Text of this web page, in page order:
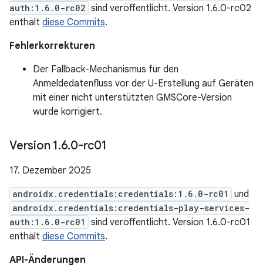
auth:1.6.0-rc02 sind veröffentlicht. Version 1.6.0-rc02
enthält diese Commits.
Fehlerkorrekturen
Der Fallback-Mechanismus für den
Anmeldedatenfluss vor der U-Erstellung auf Geräten
mit einer nicht unterstützten GMSCore-Version
wurde korrigiert.
Version 1.6.0-rc01
17. Dezember 2025
androidx.credentials:credentials:1.6.0-rc01 und
androidx.credentials:credentials-play-services-
auth:1.6.0-rc01
sind veröffentlicht. Version 1.6.0-rc01
enthält diese Commits.
API-Änderungen